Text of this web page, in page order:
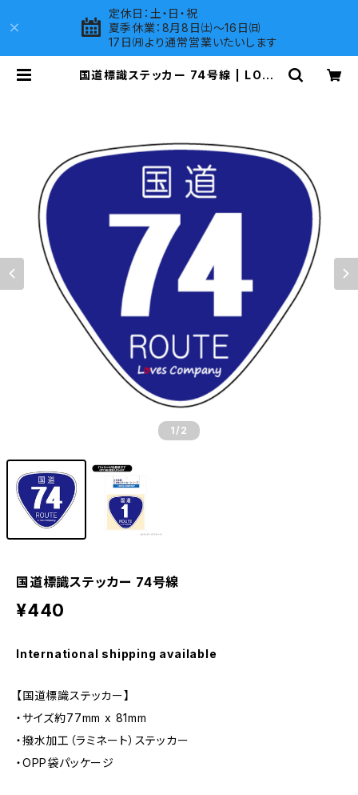
定休日：土・日・祝
夏季休業：8月8日㈯～16日㈰
17日㈪より通常営業いたいします
国道標識ステッカー 74号線 | LOVE
1 /2
国道標識ステッカー 74号線
¥440
International shipping available
【国道標識ステッカー】
・サイズ約77mm x 81mm
・撥水加工（ラミネート）ステッカー
・OPP袋パッケージ